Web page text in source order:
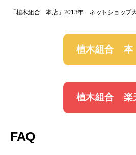
「植木組合 本店」2013年 ネットショッ
植木組合
植木組合 楽
FAQ